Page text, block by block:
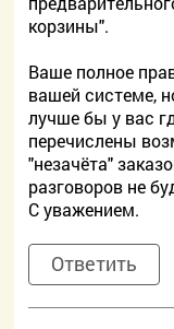
корзины".
Ваше полное
вашей системе,
лучше бы у вас
перечислены
"незачёта"
разговоров не
С уважением.
Ответить